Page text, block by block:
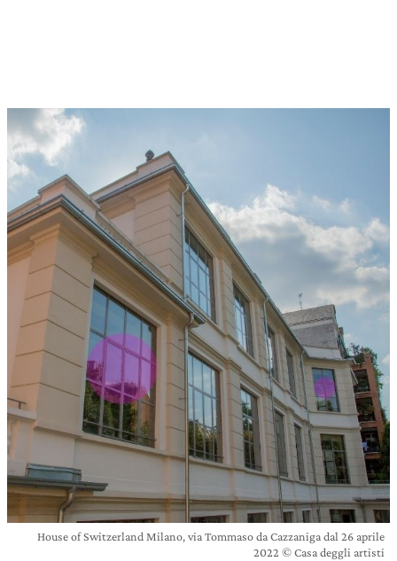
House of Switzerland Milano, via Tommaso da Cazzaniga dal 26 aprile
2022 © Casa deggli artisti